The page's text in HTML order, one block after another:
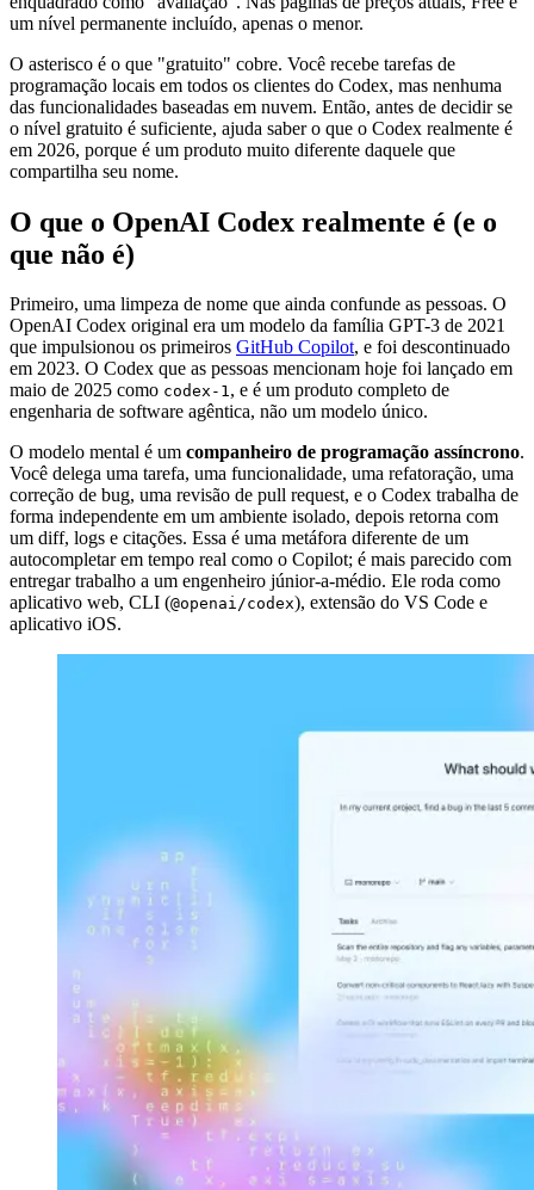
um nível permanente incluído, apenas o menor.
O asterisco é o que "gratuito" cobre. Você recebe tarefas de
programação locais em todos os clientes do Codex, mas nenhuma
das funcionalidades baseadas em nuvem. Então, antes de decidir se
o nível gratuito é suficiente, ajuda saber o que o Codex realmente é
em 2026, porque é um produto muito diferente daquele que
compartilha seu nome.
O que o OpenAI Codex realmente é (e o
que não é)
Primeiro, uma limpeza de nome que ainda confunde as pessoas. O
OpenAI Codex original era um modelo da família GPT-3 de 2021
que impulsionou os primeiros GitHub Copilot, e foi descontinuado
em 2023. O Codex que as pessoas mencionam hoje foi lançado em
maio de 2025 como codex-1, e é um produto completo de
engenharia de software agêntica, não um modelo único.
O modelo mental é um companheiro de programação assíncrono.
Você delega uma tarefa, uma funcionalidade, uma refatoração, uma
correção de bug, uma revisão de pull request, e o Codex trabalha de
forma independente em um ambiente isolado, depois retorna com
um diff, logs e citações. Essa é uma metáfora diferente de um
autocompletar em tempo real como o Copilot; é mais parecido com
entregar trabalho a um engenheiro júnior-a-médio. Ele roda como
aplicativo web, CLI (@openai/codex), extensão do VS Code e
aplicativo iOS.